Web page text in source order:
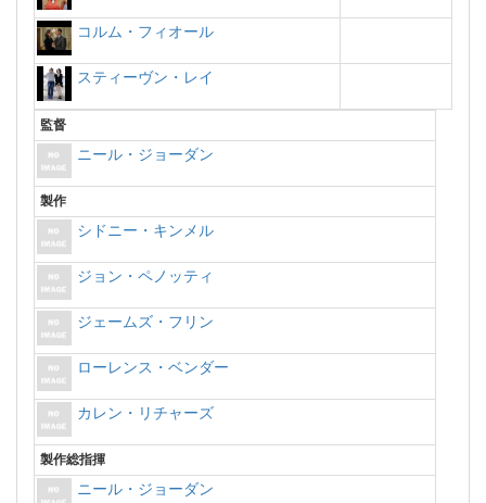
コルム・フィオール
スティーヴン・レイ
監督
ニール・ジョーダン
製作
シドニー・キンメル
ジョン・ペノッティ
ジェームズ・フリン
ローレンス・ベンダー
カレン・リチャーズ
製作総指揮
ニール・ジョーダン